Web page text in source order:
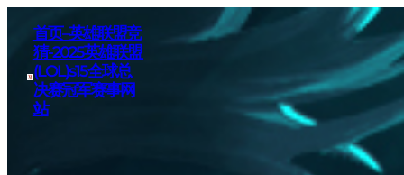
首页–英雄联盟竞
猜-2025英雄联盟
(LOL)s15全球总
决赛冠军赛事网
站